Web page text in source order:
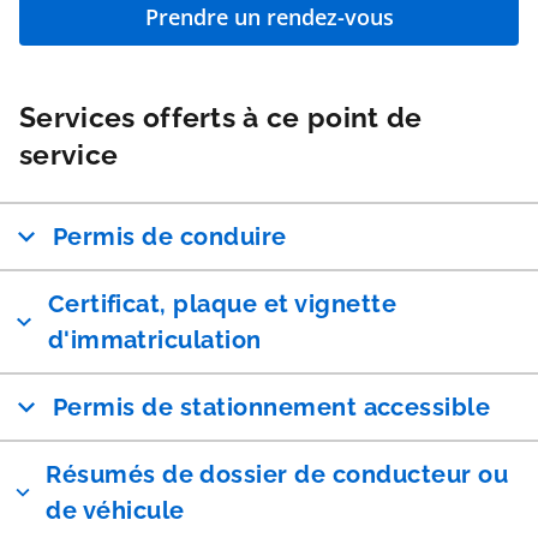
Prendre un rendez-vous
Services offerts à ce point de
service
Permis de conduire
Certificat, plaque et vignette
d'immatriculation
Permis de stationnement accessible
Résumés de dossier de conducteur ou
de véhicule